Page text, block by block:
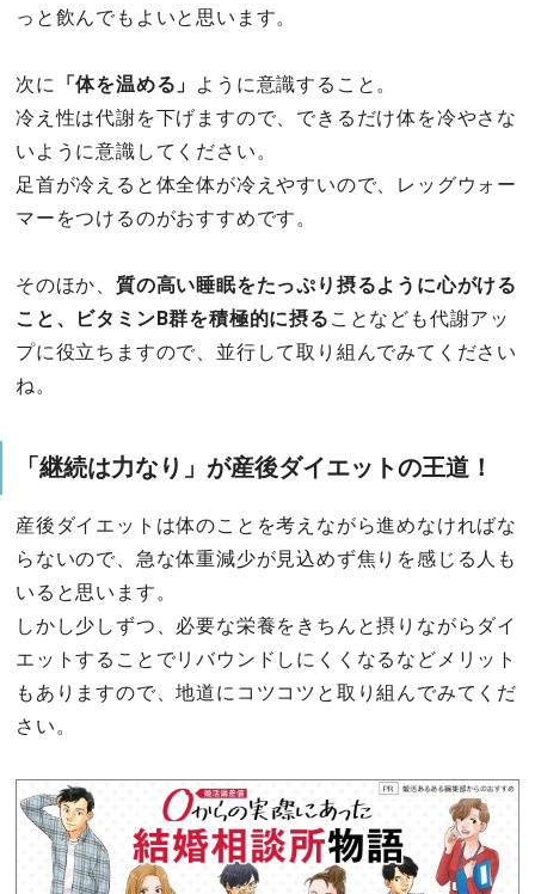
っと飲んでもよいと思います。
次に 「体を温める」 ように意識すること。
冷え性は代謝を下げますので、できるだけ体を冷やさな
いように意識してください。
足首が冷えると体全体が冷えやすいので、レッグウォー
マーをつけるのがおすすめです。
そのほか、 質の高い睡眠をたっぷり摂るように心がける
こと、ビタミンB群を積極的に摂る ことなども代謝アッ
プに役立ちますので、並行して取り組んでみてください
ね。
「継続は力なり」が産後ダイエットの王道！
産後ダイエットは体のことを考えながら進めなければな
らないので、急な体重減少が見込めず焦りを感じる人も
いると思います。
しかし少しずつ、必要な栄養をきちんと摂りながらダイ
エットすることでリバウンドしにくくなるなどメリット
もありますので、地道にコツコツと取り組んでみてくだ
さい。